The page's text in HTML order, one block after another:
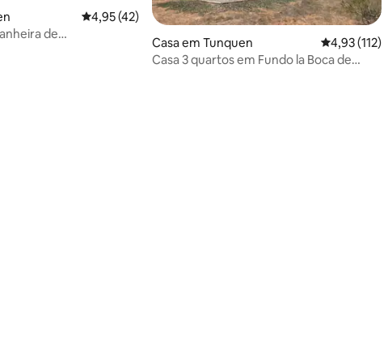
Classificação média de 4,95 em 5 estrelas, 42avaliações
4,95 (42)
de
Casa em Tunquen
4,93 (112)
Casa 3 quartos em Fundo la Boca de